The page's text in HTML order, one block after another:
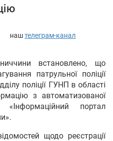
наштелеграм-канал
встановлено, що
патрульної поліції
поліції ГУНП в області
з автоматизованої
портал
щодо реєстрації